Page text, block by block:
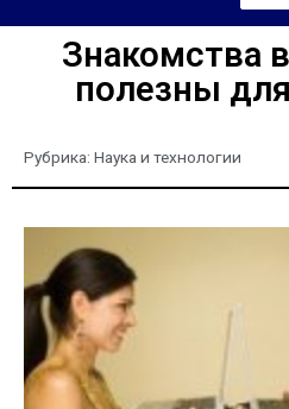
Знакомства
полезны
Рубрика: Наука и технологии